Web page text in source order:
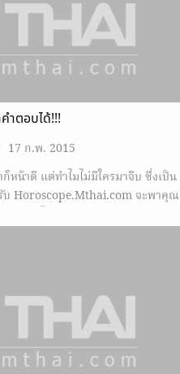
ำตอบได้!!!
17 ก.พ. 2015
ก็หน้าดี แต่ทำไมไม่มีใครมาจีบ ซึ่งเป็น
รับ Horoscope.Mthai.com จะพาคุณ